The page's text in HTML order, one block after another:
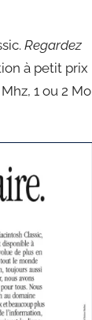
Regardez
à petit prix
1 ou 2 Mo